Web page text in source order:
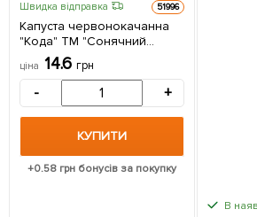
Швидка відправка 51996
Капуста червонокачанна
"Кода" ТМ "Сонячний
березень" 150шт
ціна 14.6 грн
- +
КУПИТИ
+0.58 грн бонусів за покупку
В